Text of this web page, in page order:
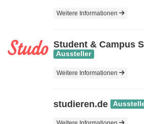
Weitere Informationen
Student & Campus
Aussteller
Weitere Informationen
studieren.de